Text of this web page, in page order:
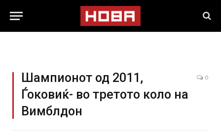
Шампионот од 2011,
Ѓоковиќ- во третото коло на
Вимблдон
0